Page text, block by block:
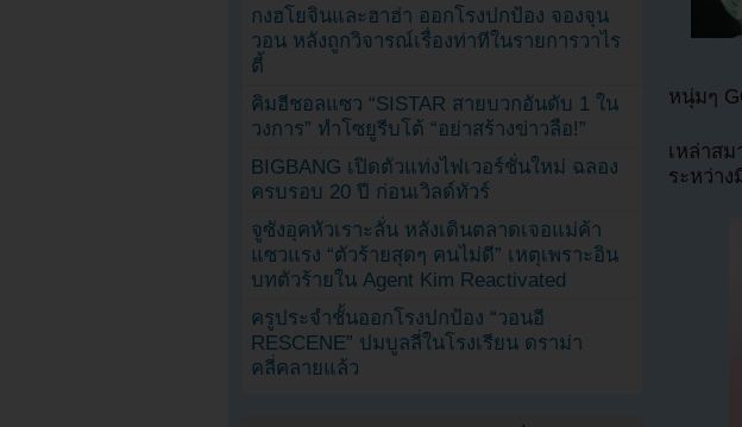
หนุ่มๆ
เหล่าส
ระหว่า
กงฮโยจินและฮาฮ่า ออกโรงปกป้อง จองจุน
วอน หลังถูกวิจารณ์เรื่องท่าทีในรายการวาไร
ตี้
คิมฮีชอลแซว “SISTAR สายบวกอันดับ 1 ใน
วงการ” ทำโซยูรีบโต้ “อย่าสร้างข่าวลือ!”
BIGBANG เปิดตัวแท่งไฟเวอร์ชั่นใหม่ ฉลอง
ครบรอบ 20 ปี ก่อนเวิลด์ทัวร์
จูซังอุคหัวเราะลั่น หลังเดินตลาดเจอแม่ค้า
แซวแรง “ตัวร้ายสุดๆ คนไม่ดี” เหตุเพราะอิน
บทตัวร้ายใน Agent Kim Reactivated
ครูประจำชั้นออกโรงปกป้อง “วอนอี
RESCENE” ปมบูลลี่ในโรงเรียน ดราม่า
คลี่คลายแล้ว